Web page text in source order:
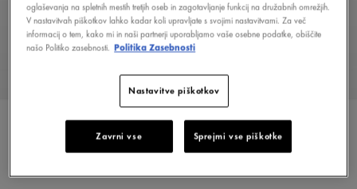
KATERE AKTIVNE SESTAVINE IMA
FORMULA?
KAKO JE IZDELEK FORMULIRAN?
KAKŠNO JE VAŠE MNENJE
VAŠA RUTINA
VICHY MAG
oglaševanja na spletnih mestih tretjih oseb in zagotavljanje funkcij na družabnih omrežjih.
V nastavitvah piškotkov lahko kadar koli upravljate s svojimi nastavitvami. Za več
informacij o tem, kako mi in naši partnerji uporabljamo vaše osebne podatke, obiščite
našo Politiko zasebnosti. Politika Zasebnosti
Nastavitve piškotkov
Zavrni vse Sprejmi vse piškotke